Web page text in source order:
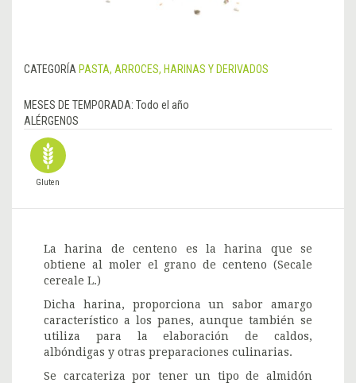
CATEGORÍA PASTA, ARROCES, HARINAS Y DERIVADOS
MESES DE TEMPORADA: Todo el año
ALÉRGENOS
Gluten
La harina de centeno es la harina que se
obtiene al moler el grano de centeno (Secale
cereale L.)
Dicha harina, proporciona un sabor amargo
característico a los panes, aunque también se
utiliza para la elaboración de caldos,
albóndigas y otras preparaciones culinarias.
Se carcateriza por tener un tipo de almidón